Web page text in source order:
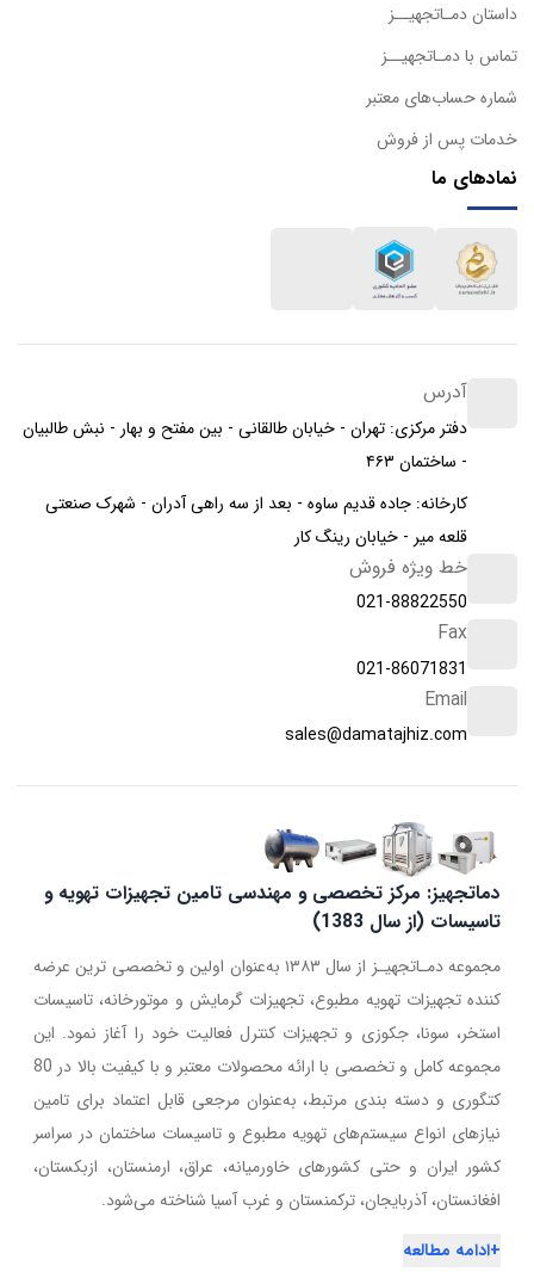
داستان دمـاتجهیــز
تماس با دمـاتجهیــز
شماره حساب‌های معتبر
خدمات پس از فروش
نمادهای ما
آدرس
دفتر مرکزی: تهران - خیابان طالقانی - بین مفتح و بهار - نبش طالبیان
- ساختمان ۴۶۳
کارخانه: جاده قدیم ساوه - بعد از سه راهی آدران - شهرک صنعتی
قلعه میر - خیابان رینگ کار
خط ویژه فروش
021-88822550
Fax
021-86071831
Email
sales@damatajhiz.com
دماتجهیز: مرکز تخصصی و مهندسی تامین تجهیزات تهویه و
تاسیسات (از سال 1383)
مجموعه دمـاتجهیـز از سال ۱۳۸۳ به‌عنوان اولین و تخصصی ترین عرضه
کننده تجهیزات تهویه مطبوع، تجهیزات گرمایش و موتورخانه، تاسیسات
استخر، سونا، جکوزی و تجهیزات کنترل فعالیت خود را آغاز نمود. این
مجموعه کامل و تخصصی با ارائه محصولات معتبر و با کیفیت بالا در 80
کتگوری و دسته بندی مرتبط، به‌عنوان مرجعی قابل اعتماد برای تامین
نیازهای انواع سیستم‌های تهویه مطبوع و تاسیسات ساختمان در سراسر
کشور ایران و حتی کشورهای خاورمیانه، عراق، ارمنستان، ازبکستان،
افغانستان، آذربایجان، ترکمنستان و غرب آسیا شناخته می‌شود.
+ادامه مطالعه